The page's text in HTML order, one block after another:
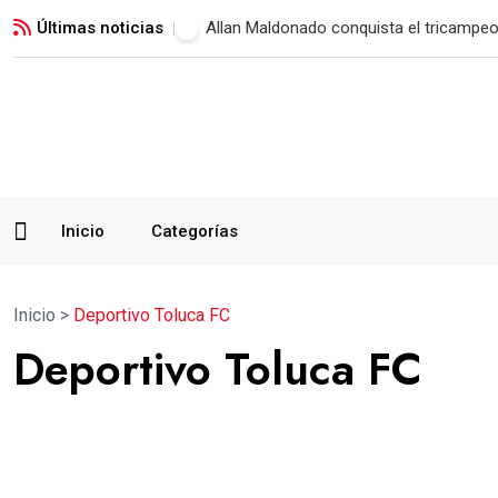
Últimas noticias Municipal vence a Verdes FC y suma
Inicio Categorías
Inicio > Deportivo Toluca FC
Deportivo Toluca FC